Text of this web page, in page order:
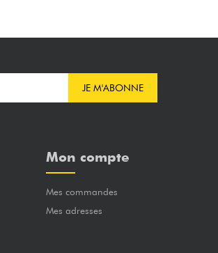
JE M'ABONNE
Mon compte
Mes commandes
Mes adresses